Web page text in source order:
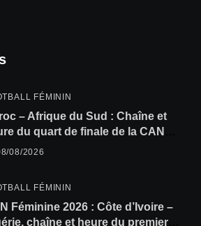
FÉMININ
– Afrique du Sud : Chaîne et
du quart de finale de la CAN
2026
08/2026
FÉMININ
Féminine 2026 : Côte d’Ivoire –
chaîne et heure du premier